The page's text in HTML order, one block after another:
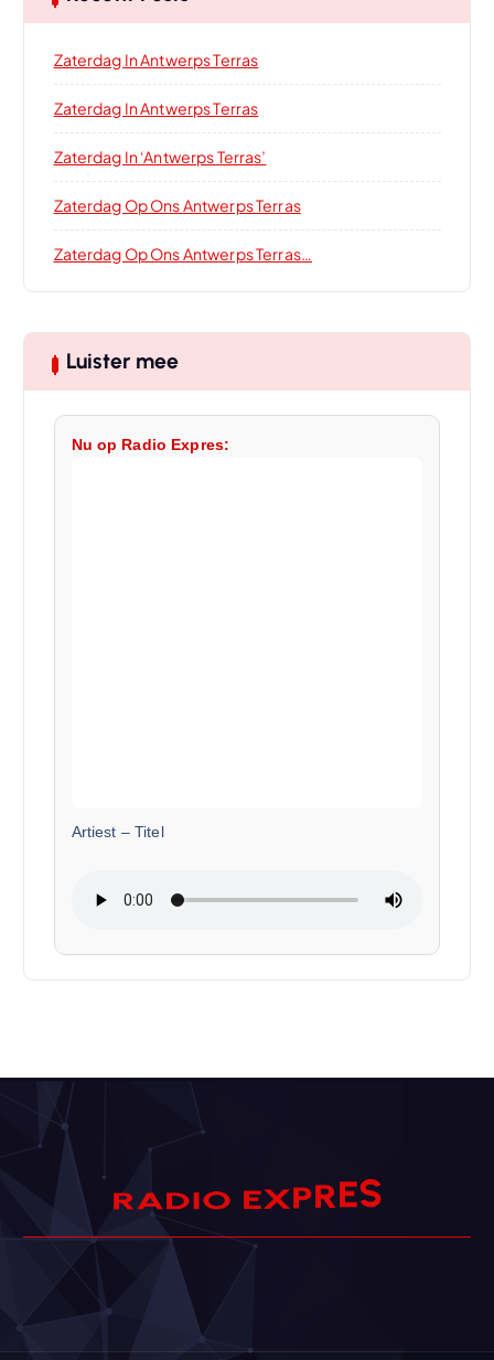
Zaterdag In Antwerps Terras
Zaterdag In Antwerps Terras
Zaterdag In ‘Antwerps Terras’
Zaterdag Op Ons Antwerps Terras
Zaterdag Op Ons Antwerps Terras…
Luister mee
Nu op Radio Expres:
Artiest – Titel
RADIO EXPR ES